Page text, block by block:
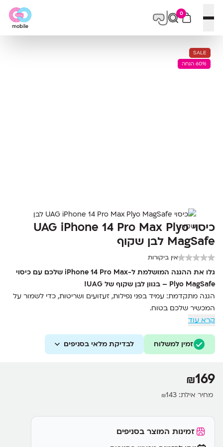
פתח תפריט
0
SALE
60% הנחה
כיסוי UAG iPhone 14 Pro Max Plyo
MagSafe לבן שקוף
אין ביקורות
גלו את ההגנה המושלמת ל-iPhone 14 Pro Max שלכם עם כיסוי
Plyo MagSafe – בגוון לבן שקוף של UAG!
הגנה מתקדמת: עמיד בפני נפילות, זעזועים ושריטות, כדי לשמור על
המכשיר שלכם בטוח.
ומהירה.
עיצוב דק וקל משקל: מראה אלגנטי ושקוף שלא מוסיף משקל
למכשיר.
להסיר את הכיסוי.
קרא עוד
זמין למשלוח לבדיקת מלאי בסניפים
₪169
מחיר אילת: ₪143
זמינות המוצר בסניפים